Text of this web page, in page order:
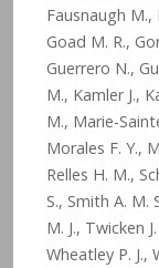
Fausnaugh M.,
Goad M. R.,
Guerrero N.,
M., Kamler J.,
M., Marie-
Morales F. Y.,
Relles H. M.,
S., Smith A. M.
M. J., Twicken
Wheatley P. J.,